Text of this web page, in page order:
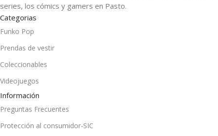
series, los cómics y gamers en Pasto.
Categorias
Funko Pop
Prendas de vestir
Coleccionables
Videojuegos
Información
Preguntas Frecuentes
Protección al consumidor-SIC